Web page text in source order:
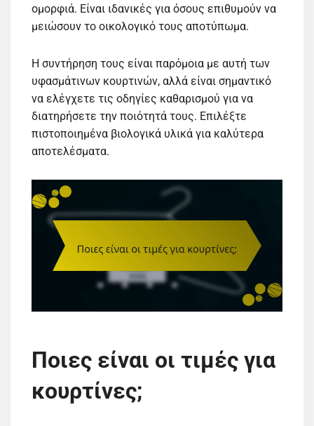
ομορφιά. Είναι ιδανικές για όσους επιθυμούν να
μειώσουν το οικολογικό τους αποτύπωμα.
Η συντήρηση τους είναι παρόμοια με αυτή των
υφασμάτινων κουρτινών, αλλά είναι σημαντικό
να ελέγχετε τις οδηγίες καθαρισμού για να
διατηρήσετε την ποιότητά τους. Επιλέξτε
πιστοποιημένα βιολογικά υλικά για καλύτερα
αποτελέσματα.
Ποιες είναι οι τιμές για
κουρτίνες;